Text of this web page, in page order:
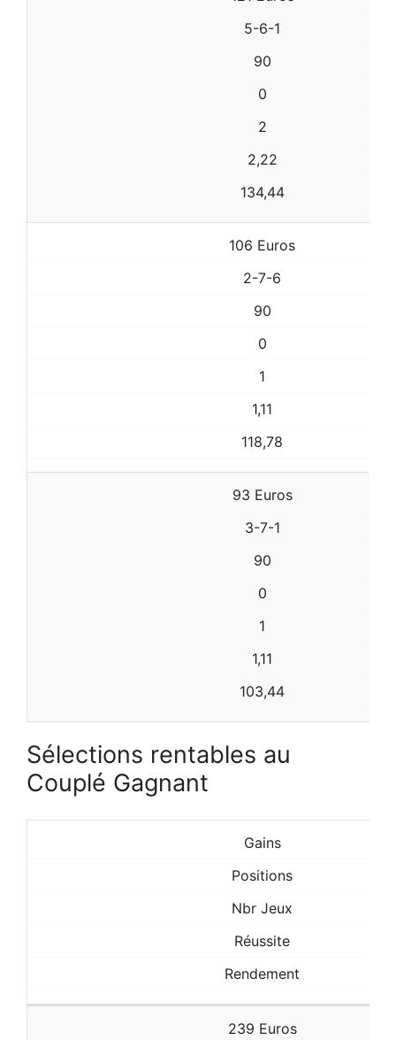
5-6-1
90
0
2
2,22
134,44
106 Euros
2-7-6
90
0
1
1,11
118,78
93 Euros
3-7-1
90
0
1
1,11
103,44
Sélections rentables au
Couplé Gagnant
Gains
Positions
Nbr Jeux
Réussite
Rendement
239 Euros